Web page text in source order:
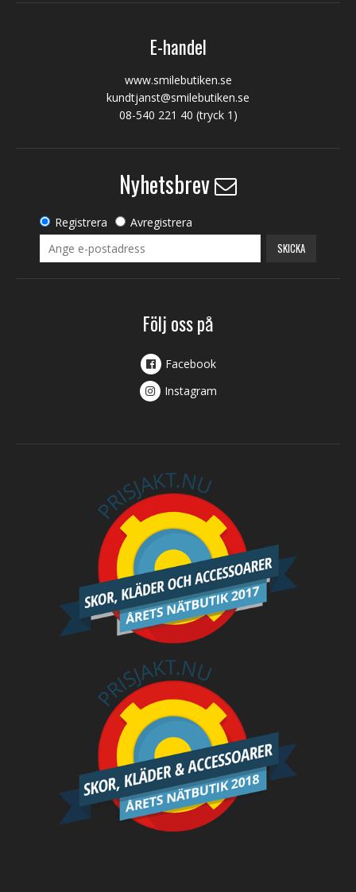
E-handel
www.smilebutiken.se
kundtjanst@smilebutiken.se
08-540 221 40 (tryck 1)
Nyhetsbrev
Registrera Avregistrera
SKICKA
Följ oss på
Facebook
Instagram